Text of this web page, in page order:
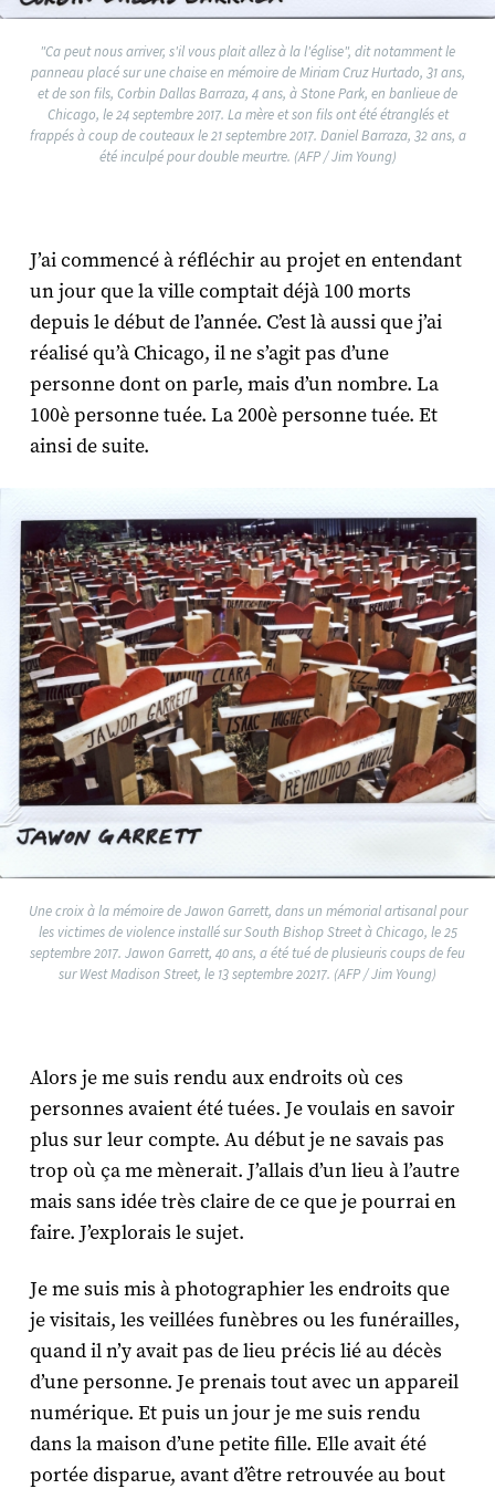
"Ca peut nous arriver, s'il vous plait allez à la l'église", dit notamment le
panneau placé sur une chaise en mémoire de Miriam Cruz Hurtado, 31 ans,
et de son fils, Corbin Dallas Barraza, 4 ans, à Stone Park, en banlieue de
Chicago, le 24 septembre 2017. La mère et son fils ont été étranglés et
frappés à coup de couteaux le 21 septembre 2017. Daniel Barraza, 32 ans, a
été inculpé pour double meurtre. (AFP / Jim Young)
J’ai commencé à réfléchir au projet en entendant
un jour que la ville comptait déjà 100 morts
depuis le début de l’année. C’est là aussi que j’ai
réalisé qu’à Chicago, il ne s’agit pas d’une
personne dont on parle, mais d’un nombre. La
100è personne tuée. La 200è personne tuée. Et
ainsi de suite.
Une croix à la mémoire de Jawon Garrett, dans un mémorial artisanal pour
les victimes de violence installé sur South Bishop Street à Chicago, le 25
septembre 2017. Jawon Garrett, 40 ans, a été tué de plusieuris coups de feu
sur West Madison Street, le 13 septembre 20217. (AFP / Jim Young)
Alors je me suis rendu aux endroits où ces
personnes avaient été tuées. Je voulais en savoir
plus sur leur compte. Au début je ne savais pas
trop où ça me mènerait. J’allais d’un lieu à l’autre
mais sans idée très claire de ce que je pourrai en
faire. J’explorais le sujet.
Je me suis mis à photographier les endroits que
je visitais, les veillées funèbres ou les funérailles,
quand il n’y avait pas de lieu précis lié au décès
d’une personne. Je prenais tout avec un appareil
numérique. Et puis un jour je me suis rendu
dans la maison d’une petite fille. Elle avait été
portée disparue, avant d’être retrouvée au bout